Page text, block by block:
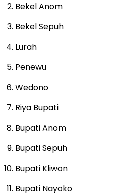
Bekel Anom
Bekel Sepuh
Lurah
Penewu
Wedono
Riya Bupati
Bupati Anom
Bupati Sepuh
Bupati Kliwon
Bupati Nayoko